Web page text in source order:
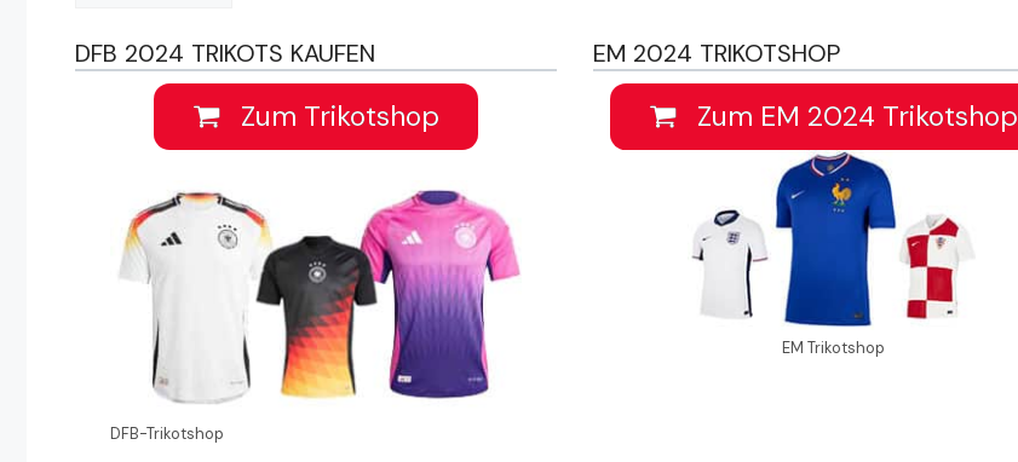
DFB 2024 TRIKOTS KAUFEN
Zum Trikotshop
DFB-Trikotshop
EM 2024 TRIKOTSHOP
Zum EM 2024 Trikotshop
EM Trikotshop